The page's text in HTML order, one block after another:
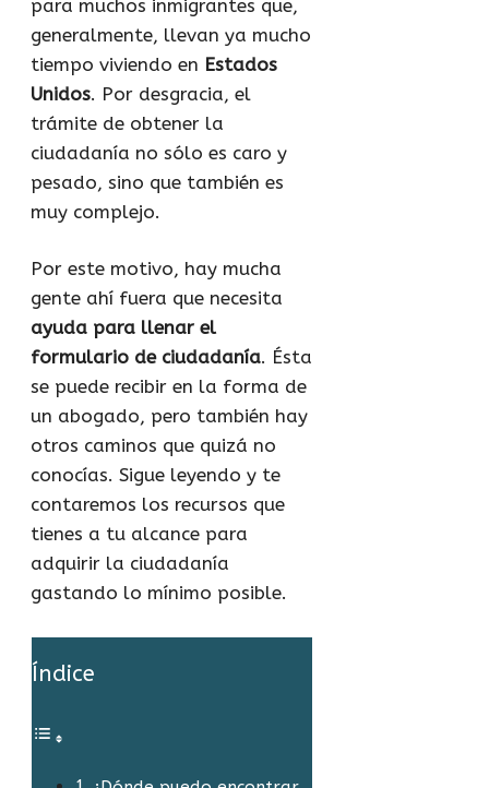
para muchos inmigrantes que,
generalmente, llevan ya mucho
tiempo viviendo en Estados
Unidos. Por desgracia, el
trámite de obtener la
ciudadanía no sólo es caro y
pesado, sino que también es
muy complejo.
Por este motivo, hay mucha
gente ahí fuera que necesita
ayuda para llenar el
formulario de ciudadanía. Ésta
se puede recibir en la forma de
un abogado, pero también hay
otros caminos que quizá no
conocías. Sigue leyendo y te
contaremos los recursos que
tienes a tu alcance para
adquirir la ciudadanía
gastando lo mínimo posible.
Índice